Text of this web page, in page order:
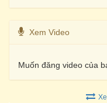
Xem Video
Muốn đăng video của